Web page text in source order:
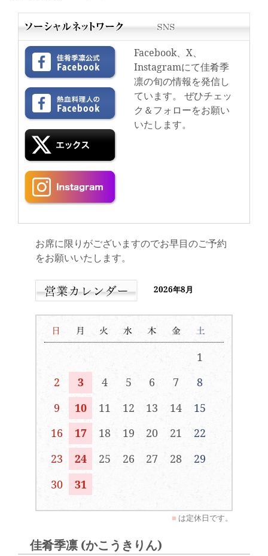
Facebook、X、
Instagramにて佳肴季
凛の旬の情報を発信し
ています。 ぜひチェッ
ク＆フォローをお願い
いたします。
お席に限りがございますのでお早目のご予約
をお願いいたします。
2026年8月
1
2
3 4 5 6 7
8
9
10 11 12 13 14
15
16
17 18 19 20 21
22
23
24 25 26 27 28
29
30
31
■ は定休日です。
佳肴季凛 (かこうきりん)